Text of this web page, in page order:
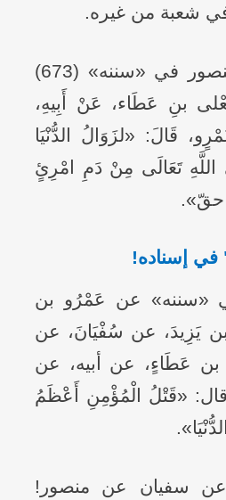
في شعبة من غيره.
ورواه سعيد بن منصور في «سننه» (673)
بنِ عَطَاء، عَنْ أَبِيهِ،
قَالَ: «لزَوَالُ الدُّنْيَا
تَعَالَى مِنْ دَمِ امْرِئٍ
حقّ».
إسناده!
«سننه» عن عَمْرُو بن
يَزِيدَ، عن سُفْيَانَ، عن
عَطَاءٍ، عن أبيه، عن
«قَتْلُ الْمُؤْمِنِ أَعْظَمُ
عن سفيان عن منصور!